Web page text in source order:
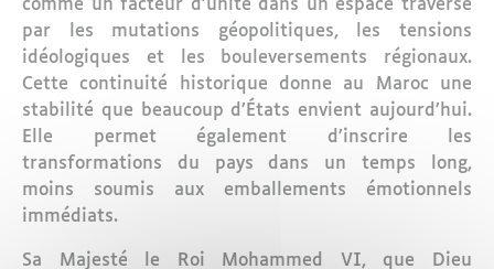
comme un facteur d’unité dans un espace traversé
par les mutations géopolitiques, les tensions
idéologiques et les bouleversements régionaux.
Cette continuité historique donne au Maroc une
stabilité que beaucoup d’États envient aujourd’hui.
Elle permet également d’inscrire les
transformations du pays dans un temps long,
moins soumis aux emballements émotionnels
immédiats.
Sa Majesté le Roi Mohammed VI, que Dieu